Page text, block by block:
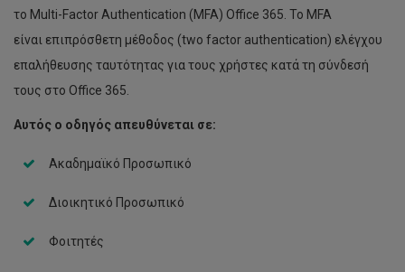
Ηλεκτρονικές Υπογραφές
Ηλεκτρονικό Παρουσιολόγιο
Ηλεκτρονικό ταχυδρομείο
Συνδιάσκεψη με βίντεο
Αποθήκευση Δεδομένων (storage)
Απόκτηση Επαγγελματικών Τίτλων
Χρήσιμα videos
το Multi-Factor Authentication (MFA) Office 365. Το MFA
είναι επιπρόσθετη μέθοδος (two factor authentication) ελέγχου
επαλήθευσης ταυτότητας για τους χρήστες κατά τη σύνδεσή
τους στo Office 365.
Αυτός ο οδηγός απευθύνεται σε:
Ακαδημαϊκό Προσωπικό
Διοικητικό Προσωπικό
Φοιτητές